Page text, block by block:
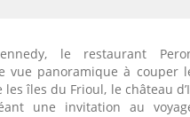
le restaurant
vue panoramique à couper
îles du Frioul, le château
une invitation au